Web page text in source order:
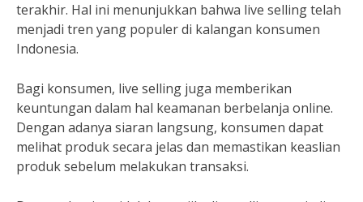
terakhir. Hal ini menunjukkan bahwa live selling telah
menjadi tren yang populer di kalangan konsumen
Indonesia.
Bagi konsumen, live selling juga memberikan
keuntungan dalam hal keamanan berbelanja online.
Dengan adanya siaran langsung, konsumen dapat
melihat produk secara jelas dan memastikan keaslian
produk sebelum melakukan transaksi.